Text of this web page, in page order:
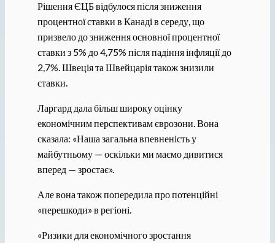
Рішення ЄЦБ відбулося після зниження
процентної ставки в Канаді в середу, що
призвело до зниження основної процентної
ставки з 5% до 4,75% після падіння інфляції до
2,7%. Швеція та Швейцарія також знизили
ставки.
Ларгард дала більш широку оцінку
економічним перспективам єврозони. Вона
сказала: «Наша загальна впевненість у
майбутньому — оскільки ми маємо дивитися
вперед — зростає».
Але вона також попередила про потенційні
«перешкоди» в регіоні.
«Ризики для економічного зростання